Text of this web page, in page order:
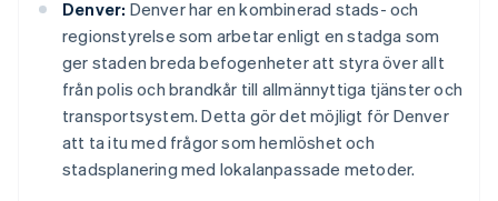
Denver: Denver har en kombinerad stads- och
regionstyrelse som arbetar enligt en stadga som
ger staden breda befogenheter att styra över allt
från polis och brandkår till allmännyttiga tjänster och
transportsystem. Detta gör det möjligt för Denver
att ta itu med frågor som hemlöshet och
stadsplanering med lokalanpassade metoder.